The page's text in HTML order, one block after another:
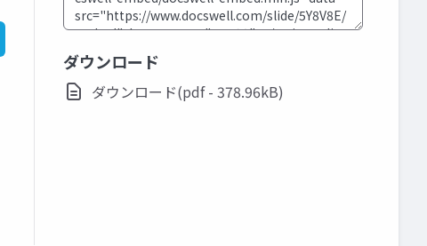
ダウンロード
ダウンロード(pdf - 378.96kB)